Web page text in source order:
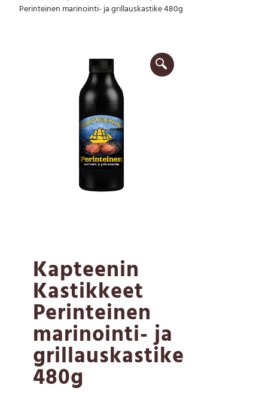
Perinteinen marinointi- ja grillauskastike 480g
Kapteenin
Kastikkeet
Perinteinen
marinointi- ja
grillauskastike
480g